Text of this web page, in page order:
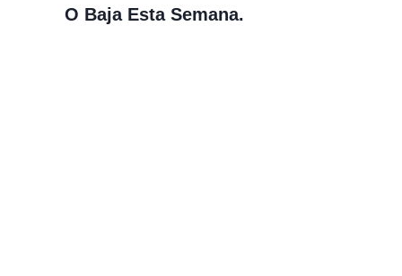
O Baja Esta Semana.